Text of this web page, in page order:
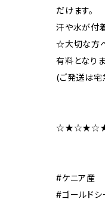
だけます。
汗や水が付
☆大切な方
有料となり
(ご発送は
#ケニア産
#ゴールドシ